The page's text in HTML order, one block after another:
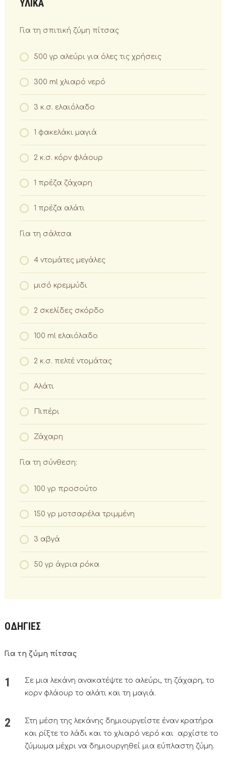
ΥΛΙΚΑ
Για τη σπιτική ζύμη πίτσας
500 γρ αλεύρι για όλες τις χρήσεις
300 ml χλιαρό νερό
3 κ.σ. ελαιόλαδο
1 φακελάκι μαγιά
2 κ.σ. κόρν φλάουρ
1 πρέζα ζάχαρη
1 πρέζα αλάτι
Για τη σάλτσα
4 ντομάτες μεγάλες
μισό κρεμμύδι
2 σκελίδες σκόρδο
100 ml ελαιόλαδο
2 κ.σ. πελτέ ντομάτας
Αλάτι
Πιπέρι
Ζάχαρη
Για τη σύνθεση:
100 γρ προσούτο
150 γρ μοτσαρέλα τριμμένη
3 αβγά
50 γρ άγρια ρόκα
ΟΔΗΓΙΕΣ
Για τη ζύμη πίτσας
Σε μια λεκάνη ανακατέψτε το αλεύρι, τη ζάχαρη, το
κορν φλάουρ το αλάτι και τη μαγιά.
Στη μέση της λεκάνης δημιουργείστε έναν κρατήρα
και ρίξτε το λάδι και το χλιαρό νερό και αρχίστε το
ζύμωμα μέχρι να δημιουργηθεί μια εύπλαστη ζύμη.